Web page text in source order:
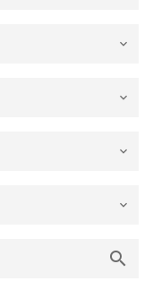
keyboard_arrow_down
keyboard_arrow_down
keyboard_arrow_down
keyboard_arrow_down